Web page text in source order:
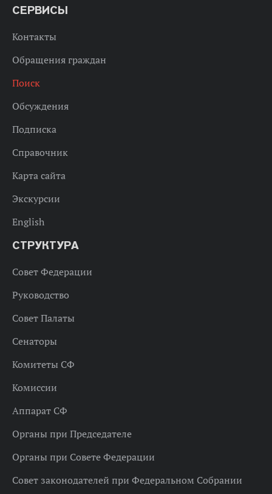
СЕРВИСЫ
Контакты
Обращения граждан
Поиск
Обсуждения
Подписка
Справочник
Карта сайта
Экскурсии
English
СТРУКТУРА
Совет Федерации
Руководство
Совет Палаты
Сенаторы
Комитеты СФ
Комиссии
Аппарат СФ
Органы при Председателе
Органы при Совете Федерации
Совет законодателей при Федеральном Собрании